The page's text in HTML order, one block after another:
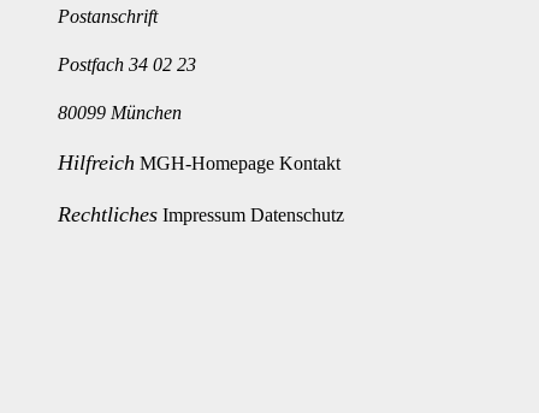
Postanschrift
Postfach 34 02 23
80099 München
Hilfreich MGH-Homepage Kontakt
Rechtliches Impressum Datenschutz